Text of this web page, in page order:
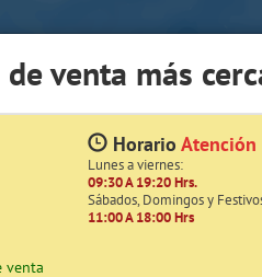
Contacto | Reclamos
venta más
venta
Horario Atención
Lunes a viernes:
09:30 A 19:20 Hrs.
Sábados, Domingos y
11:00 A 18:00 Hrs